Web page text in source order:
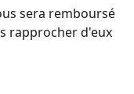
sera remboursé
rapprocher d'eux